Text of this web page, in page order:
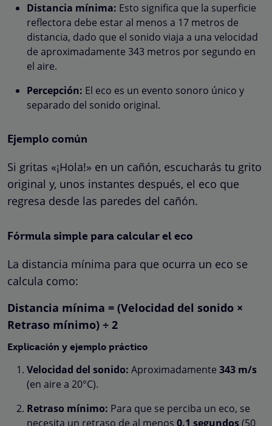
Distancia mínima: Esto significa que la superficie
reflectora debe estar al menos a 17 metros de
distancia, dado que el sonido viaja a una velocidad
de aproximadamente 343 metros por segundo en
el aire.
Percepción: El eco es un evento sonoro único y
separado del sonido original.
Ejemplo común
Si gritas «¡Hola!» en un cañón, escucharás tu grito
original y, unos instantes después, el eco que
regresa desde las paredes del cañón.
Fórmula simple para calcular el eco
La distancia mínima para que ocurra un eco se
calcula como:
Distancia mínima = (Velocidad del sonido ×
Retraso mínimo) ÷ 2
Explicación y ejemplo práctico
Velocidad del sonido: Aproximadamente 343 m/s
(en aire a 20°C).
Retraso mínimo: Para que se perciba un eco, se
necesita un retraso de al menos 0.1 segundos(50